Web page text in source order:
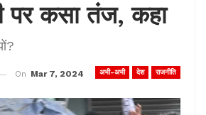
पर कसा तंज, कहा
अभी-अभी देश राजनीति
On Mar 7, 2024